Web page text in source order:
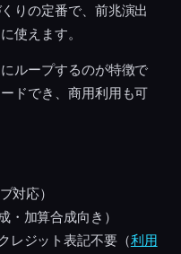
りの定番で、前兆演出
使えます。
ループするのが特徴で
ドでき、商用利用も可
対応）
・加算合成向き）
レジット表記不要（利用